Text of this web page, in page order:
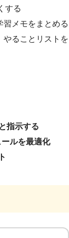
する
メモをまとめる
ることリストを
指示する
ルを最適化